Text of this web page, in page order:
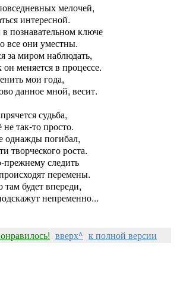
мелочей,
интересной.
познавательном ключе
все они уместны.
за миром наблюдать,
меняется в процессе.
мои года,
данное мной, весит.
судьба,
так-то просто.
однажды погибал,
творческого роста.
следить
перемены.
там будет впереди,
непременно...
вверх^ к полной версии